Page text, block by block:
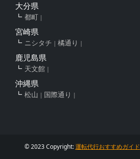
大分県
都町
宮崎県
ニシタチ 橘通り
鹿児島県
天文館
沖縄県
松山 国際通り
© 2023 Copyright:運転代行おすすめガイド